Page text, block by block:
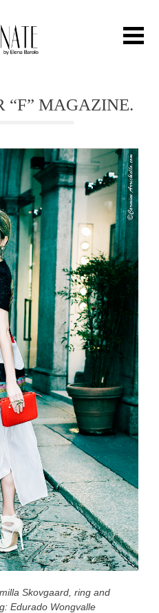
“F” MAGAZINE.
Skovgaard, ring and
Edurado Wongvalle